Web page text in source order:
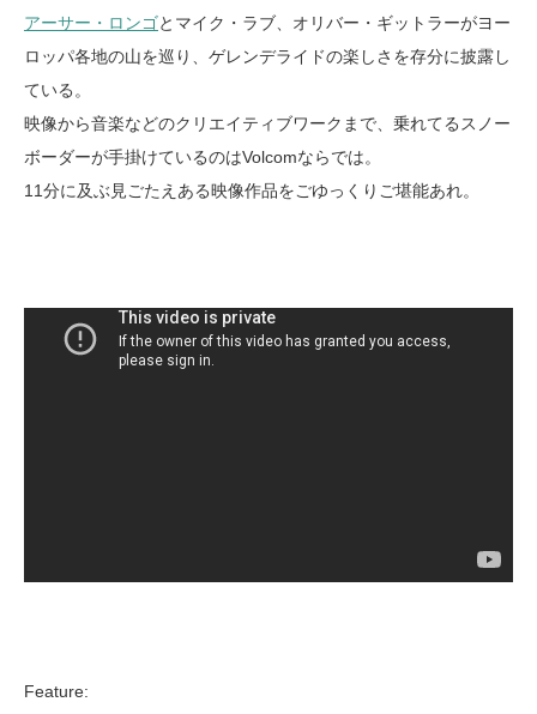
アーサー・ロンゴとマイク・ラブ、オリバー・ギットラーがヨー
ロッパ各地の山を巡り、ゲレンデライドの楽しさを存分に披露し
ている。
映像から音楽などのクリエイティブワークまで、乗れてるスノー
ボーダーが手掛けているのはVolcomならでは。
11分に及ぶ見ごたえある映像作品をごゆっくりご堪能あれ。
Feature: